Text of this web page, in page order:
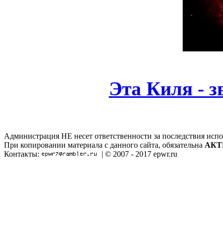
Эта Киля -
Администрация НЕ несет ответственности за последствия
При копировании материала с данного сайта, обязательна
Контакты:
| © 2007 - 2017 epwr.ru